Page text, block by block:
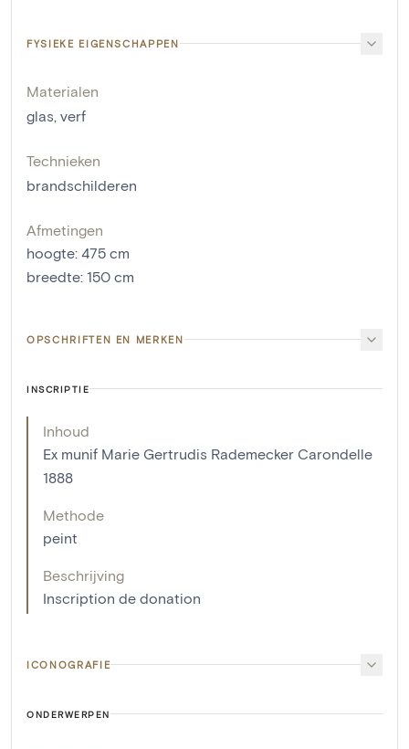
FYSIEKE EIGENSCHAPPEN
Materialen
glas verf
Technieken
brandschilderen
Afmetingen
hoogte: 475 cm
breedte: 150 cm
OPSCHRIFTEN EN MERKEN
INSCRIPTIE
Inhoud
Ex munif Marie Gertrudis Rademecker Carondelle
1888
Methode
peint
Beschrijving
Inscription de donation
ICONOGRAFIE
ONDERWERPEN